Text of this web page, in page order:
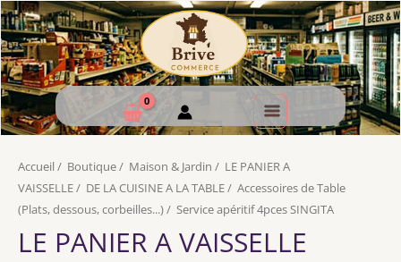
Accueil / Boutique/ Maison & Jardin / LE PANIER A
VAISSELLE/ DE LA CUISINE A LA TABLE/ Accessoires de Table
(Plats, dessous, corbeilles...)/ Service apéritif 4pces SINGITA
LE PANIER A VAISSELLE